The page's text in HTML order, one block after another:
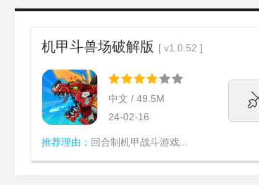
机甲斗兽场破解版 [ v1.0.52 ]
中文 / 49.5M
24-02-16
推荐理由： 回合制机甲战斗游戏...